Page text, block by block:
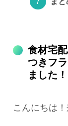
食材宅
つきフ
ました！
こんにちは！